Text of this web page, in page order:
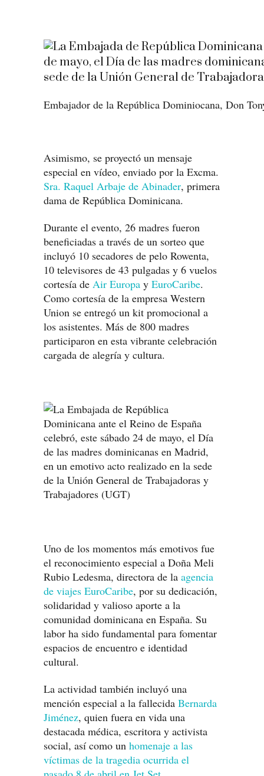
Embajador de la República Dominiocana, Don
Asimismo, se proyectó un mensaje
especial en vídeo, enviado por la Excma.
Sra. Raquel Arbaje de Abinader, primera
dama de República Dominicana.
Durante el evento, 26 madres fueron
beneficiadas a través de un sorteo que
incluyó 10 secadores de pelo Rowenta,
10 televisores de 43 pulgadas y 6 vuelos
cortesía de Air Europa y EuroCaribe.
Como cortesía de la empresa Western
Union se entregó un kit promocional a
los asistentes. Más de 800 madres
participaron en esta vibrante celebración
cargada de alegría y cultura.
Uno de los momentos más emotivos fue
el reconocimiento especial a Doña Meli
Rubio Ledesma, directora de la agencia
de viajes EuroCaribe, por su dedicación,
solidaridad y valioso aporte a la
comunidad dominicana en España. Su
labor ha sido fundamental para fomentar
espacios de encuentro e identidad
cultural.
La actividad también incluyó una
mención especial a la fallecida Bernarda
Jiménez, quien fuera en vida una
destacada médica, escritora y activista
social, así como un homenaje a las
víctimas de la tragedia ocurrida el